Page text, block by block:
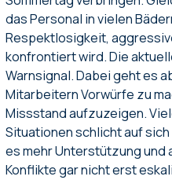
das Personal in vielen
Respektlosigkeit,
konfrontiert wird. Die
Warnsignal. Dabei geht es
Mitarbeitern Vorwürfe zu
Missstand aufzuzeigen.
Situationen schlicht auf
es mehr Unterstützung und
Konflikte gar nicht erst